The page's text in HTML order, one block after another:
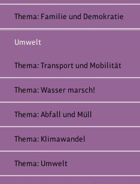
Thema: Familie und Demokratie
Umwelt
Thema: Transport und Mobilität
Thema: Wasser marsch!
Thema: Abfall und Müll
Thema: Klimawandel
Thema: Umwelt